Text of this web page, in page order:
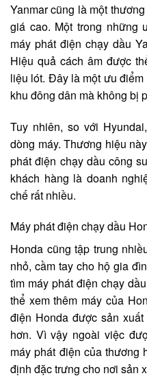
Yanmar cũng là một
giá cao. Một trong những
máy phát điện chạy dầu
Hiệu quả cách âm được
liệu lót. Đây là một ưu
khu đông dân mà không bị
Tuy nhiên, so với
dòng máy. Thương hiệu
phát điện chạy dầu công
khách hàng là doanh
chế rất nhiều.
Máy phát điện chạy dầu
Honda cũng tập trung
nhỏ, cầm tay cho hộ gia
tìm máy phát điện chạy
thể xem thêm máy của
điện Honda được sản
hơn. Vì vậy ngoài việc
máy phát điện của thương
định đặc trưng cho nơi sản